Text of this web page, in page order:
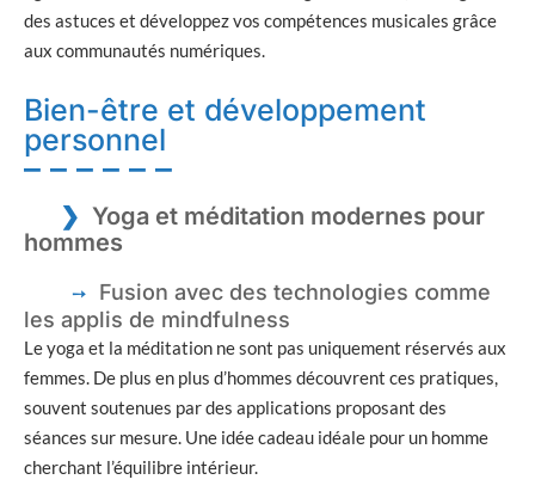
des astuces et développez vos compétences musicales grâce
aux communautés numériques.
Bien-être et développement
personnel
Yoga et méditation modernes pour
hommes
Fusion avec des technologies comme
les applis de mindfulness
Le yoga et la méditation ne sont pas uniquement réservés aux
femmes. De plus en plus d’hommes découvrent ces pratiques,
souvent soutenues par des applications proposant des
séances sur mesure. Une idée cadeau idéale pour un homme
cherchant l’équilibre intérieur.